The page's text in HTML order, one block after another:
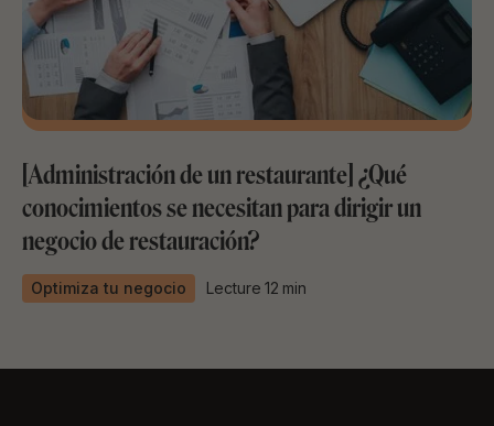
[Administración de un restaurante] ¿Qué
conocimientos se necesitan para dirigir un
negocio de restauración?
Optimiza tu negocio Lecture 12 min